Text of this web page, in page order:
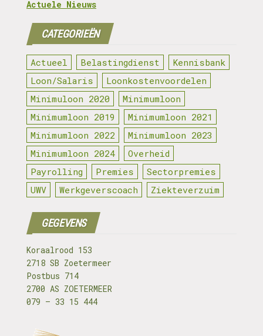
Actuele Nieuws
CATEGORIEËN
Actueel Belastingdienst
Kennisbank
Loon/Salaris
Loonkostenvoordelen
Minimuloon 2020
Minimumloon
Minimumloon 2019
Minimumloon 2021
Minimumloon 2022
Minimumloon 2023
Minimumloon 2024
Overheid
Payrolling
Premies
Sectorpremies
UWV
Werkgeverscoach Ziekteverzuim
GEGEVENS
Koraalrood 153
2718 SB Zoetermeer
Postbus 714
2700 AS ZOETERMEER
079 – 33 15 444